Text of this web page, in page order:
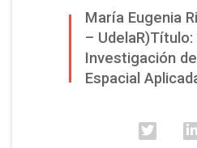
María Eugenia
– UdelaR)Título:
Investigación
Espacial